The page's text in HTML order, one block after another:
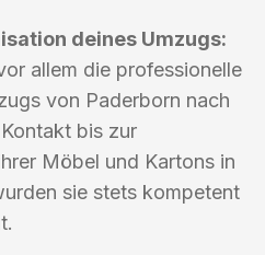
deines Umzugs:
allem die professionelle
von Paderborn nach
bis zur
Möbel und Kartons in
sie stets kompetent